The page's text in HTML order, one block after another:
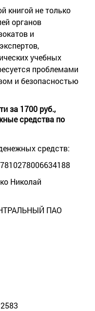
книгой не только
органов
и
учебных
проблемами
и безопасностью
за 1700 руб.,
средства по
средств:
Николай
ПАО